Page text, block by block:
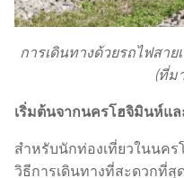
การเดินทางด้วยรถไฟสา
(ที่ม
เริ่มต้นจากนครโฮจิมินห์แ
สำหรับนักท่องเที่ยวในนค
วิธีการเดินทางที่สะดว